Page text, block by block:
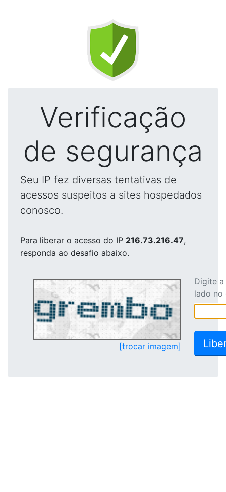
Verificação
de segurança
Seu IP fez diversas tentativas de
acessos suspeitos a sites hospedados
conosco.
Para liberar o acesso do IP 216.73.216.47,
responda ao desafio abaixo.
[trocar imagem]
Digite
lado no